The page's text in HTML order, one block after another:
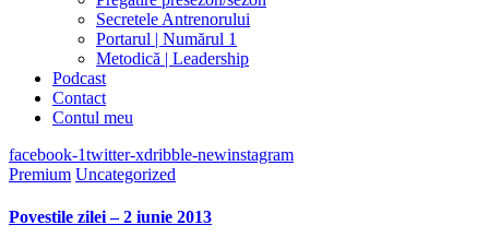
Secretele Antrenorului
Portarul | Numărul 1
Metodică | Leadership
Podcast
Contact
Contul meu
facebook-1twitter-xdribble-newinstagram
Premium Uncategorized
Povestile zilei – 2 iunie 2013